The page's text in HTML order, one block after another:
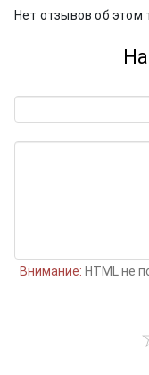
Нет отзывов об этом
Внимание: HTML не